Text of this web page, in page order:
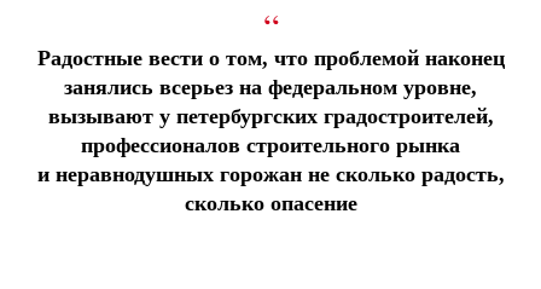
“
Радостные вести о том, что проблемой наконец
занялись всерьез на федеральном уровне,
вызывают у петербургских градостроителей,
профессионалов строительного рынка
и неравнодушных горожан не сколько радость,
сколько опасение